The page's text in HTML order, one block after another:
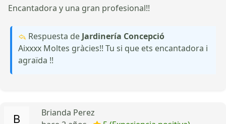
Encantadora y una gran profesional!!
Respuesta de Jardinería Concepció
Aixxxx Moltes gràcies!! Tu si que ets encantadora i
agraïda !!
Brianda Perez